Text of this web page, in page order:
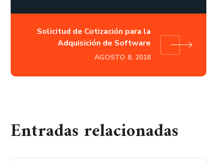
Solicitud de Cotización para la
Adquisición de Software
AGOSTO 8, 2018
Entradas relacionadas